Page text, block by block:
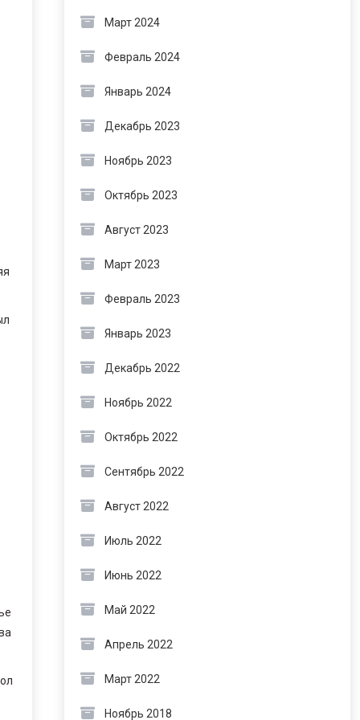
Март 2024
Февраль 2024
Январь 2024
Декабрь 2023
Ноябрь 2023
Октябрь 2023
Август 2023
Март 2023
Февраль 2023
Январь 2023
Декабрь 2022
Ноябрь 2022
Октябрь 2022
Сентябрь 2022
Август 2022
Июль 2022
Июнь 2022
Май 2022
Апрель 2022
Март 2022
Ноябрь 2018